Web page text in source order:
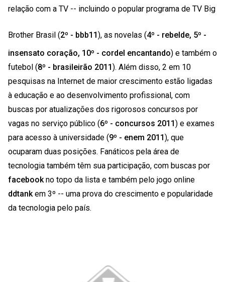
relação com a TV -- incluindo o popular programa de TV Big
Brother Brasil (2º - bbb11), as novelas (4º - rebelde, 5º -
insensato coração, 10º - cordel encantando) e também o
futebol (8º - brasileirão 2011). Além disso, 2 em 10
pesquisas na Internet de maior crescimento estão ligadas
à educação e ao desenvolvimento profissional, com
buscas por atualizações dos rigorosos concursos por
vagas no serviço público (6º - concursos 2011) e exames
para acesso à universidade (9º - enem 2011), que
ocuparam duas posições. Fanáticos pela área de
tecnologia também têm sua participação, com buscas por
facebookno topo da lista e também pelo jogo online
ddtankem 3º -- uma prova do crescimento e popularidade
da tecnologia pelo país.